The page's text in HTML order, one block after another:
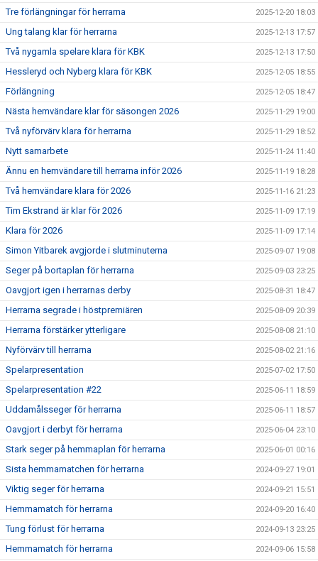
Tre förlängningar för herrarna 2025-12-20 18:03
Ung talang klar för herrarna 2025-12-13 17:57
Två nygamla spelare klara för KBK 2025-12-13 17:50
Hessleryd och Nyberg klara för KBK 2025-12-05 18:55
Förlängning 2025-12-05 18:47
Nästa hemvändare klar för säsongen 2026 2025-11-29 19:00
Två nyförvärv klara för herrarna 2025-11-29 18:52
Nytt samarbete 2025-11-24 11:40
Ännu en hemvändare till herrarna inför 2026 2025-11-19 18:28
Två hemvändare klara för 2026 2025-11-16 21:23
Tim Ekstrand är klar för 2026 2025-11-09 17:19
Klara för 2026 2025-11-09 17:14
Simon Yitbarek avgjorde i slutminuterna 2025-09-07 19:08
Seger på bortaplan för herrarna 2025-09-03 23:25
Oavgjort igen i herrarnas derby 2025-08-31 18:47
Herrarna segrade i höstpremiären 2025-08-09 20:39
Herrarna förstärker ytterligare 2025-08-08 21:10
Nyförvärv till herrarna 2025-08-02 21:16
Spelarpresentation 2025-07-02 17:50
Spelarpresentation #22 2025-06-11 18:59
Uddamålsseger för herrarna 2025-06-11 18:57
Oavgjort i derbyt för herrarna 2025-06-04 23:10
Stark seger på hemmaplan för herrarna 2025-06-01 00:16
Sista hemmamatchen för herrarna 2024-09-27 19:01
Viktig seger för herrarna 2024-09-21 15:51
Hemmamatch för herrarna 2024-09-20 16:40
Tung förlust för herrarna 2024-09-13 23:25
Hemmamatch för herrarna 2024-09-06 15:58